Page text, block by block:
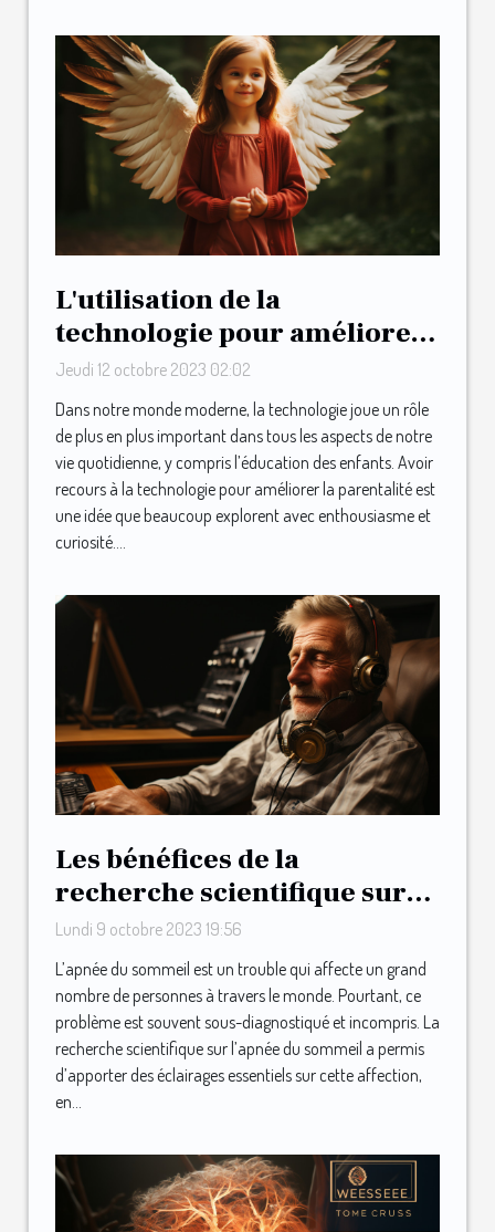
L'utilisation de la
technologie pour améliorer
la parentalité : le cas de May
Jeudi 12 octobre 2023 02:02
Dans notre monde moderne, la technologie joue un rôle
de plus en plus important dans tous les aspects de notre
vie quotidienne, y compris l’éducation des enfants. Avoir
recours à la technologie pour améliorer la parentalité est
une idée que beaucoup explorent avec enthousiasme et
curiosité....
Les bénéfices de la
recherche scientifique sur
l'apnée du sommeil
Lundi 9 octobre 2023 19:56
L’apnée du sommeil est un trouble qui affecte un grand
nombre de personnes à travers le monde. Pourtant, ce
problème est souvent sous-diagnostiqué et incompris. La
recherche scientifique sur l’apnée du sommeil a permis
d’apporter des éclairages essentiels sur cette affection,
en...